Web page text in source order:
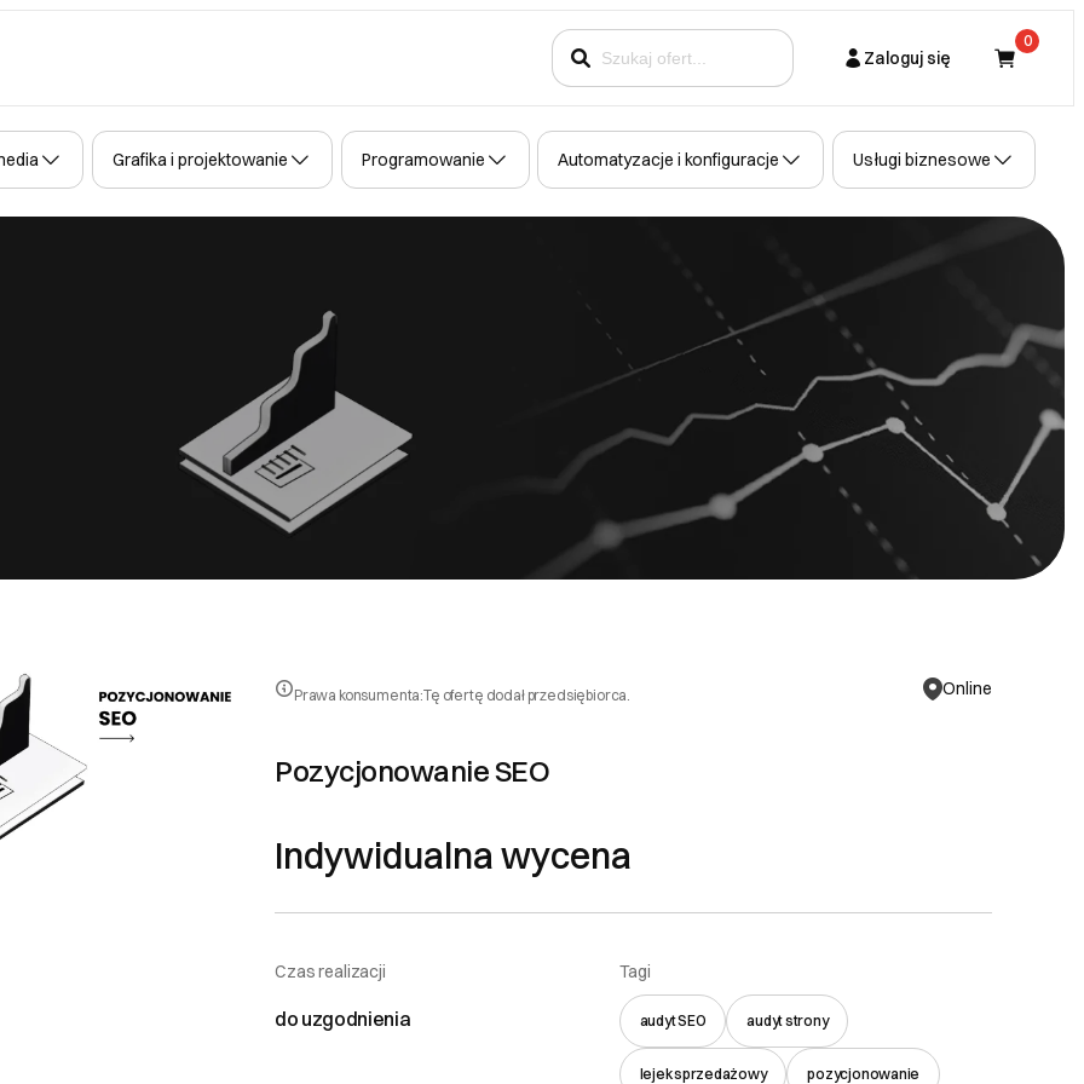
Zaloguj się
Kupujący
0
Grafika i projektowanie Programowanie Automatyzacje i konfiguracje Usługi biznesowe
Prawa konsumenta:Tę ofertę dodał przedsiębiorca. Online
Pozycjonowanie SEO
Indywidualna wycena
Czas realizacji
do uzgodnienia
Tagi
audyt SEO audyt strony
lejek sprzedażowy pozycjonowanie